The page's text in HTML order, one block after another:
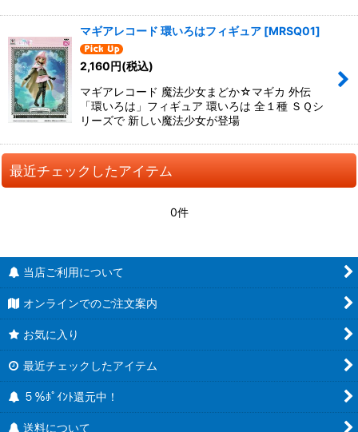
マギアレコード 環いろはフィギュア [MRSQ01]
2,160円(税込)
マギアレコード 魔法少女まどか☆マギカ 外伝
「環いろは」フィギュア 環いろは 全１種 ＳＱシ
リーズで 新しい魔法少女が登場
最近チェックしたアイテム
0件
当店ご利用について
オンラインでのご注文案内
お気に入り
最近チェックしたアイテム
５％ﾎﾟｲﾝﾄ還元中！
送料について